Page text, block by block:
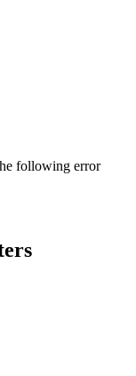
following error